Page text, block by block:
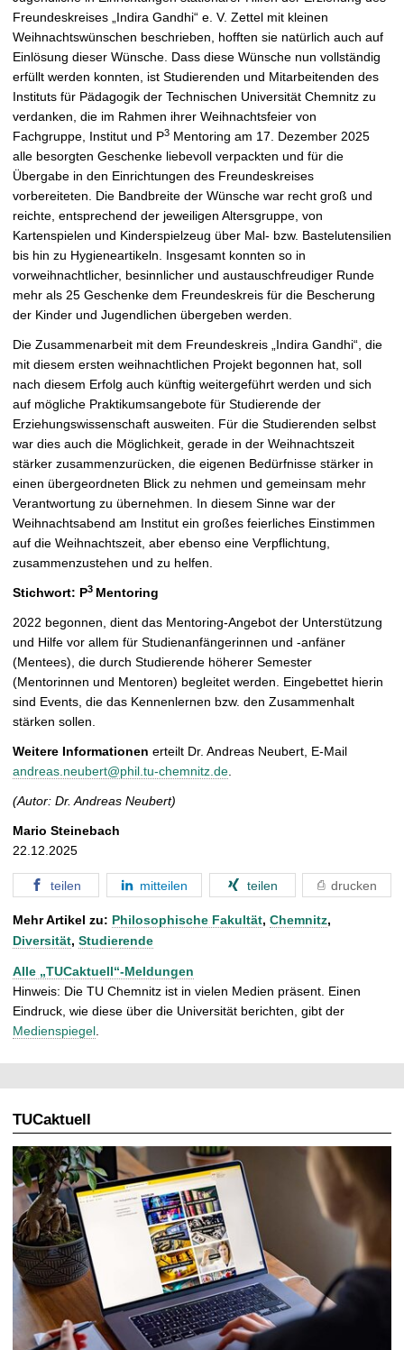
e
r
g
r
ö
ß
e
r
n
Freundeskreises „Indira Gandhi“ e. V. Zettel mit kleinen
Weihnachtswünschen beschrieben, hofften sie natürlich auch auf
Einlösung dieser Wünsche. Dass diese Wünsche nun vollständig
erfüllt werden konnten, ist Studierenden und Mitarbeitenden des
Instituts für Pädagogik der Technischen Universität Chemnitz zu
verdanken, die im Rahmen ihrer Weihnachtsfeier von
Fachgruppe, Institut und P3 Mentoring am 17. Dezember 2025
alle besorgten Geschenke liebevoll verpackten und für die
Übergabe in den Einrichtungen des Freundeskreises
vorbereiteten. Die Bandbreite der Wünsche war recht groß und
reichte, entsprechend der jeweiligen Altersgruppe, von
Kartenspielen und Kinderspielzeug über Mal- bzw. Bastelutensilien
bis hin zu Hygieneartikeln. Insgesamt konnten so in
vorweihnachtlicher, besinnlicher und austauschfreudiger Runde
mehr als 25 Geschenke dem Freundeskreis für die Bescherung
der Kinder und Jugendlichen übergeben werden.
Die Zusammenarbeit mit dem Freundeskreis „Indira Gandhi“, die
mit diesem ersten weihnachtlichen Projekt begonnen hat, soll
nach diesem Erfolg auch künftig weitergeführt werden und sich
auf mögliche Praktikumsangebote für Studierende der
Erziehungswissenschaft ausweiten. Für die Studierenden selbst
war dies auch die Möglichkeit, gerade in der Weihnachtszeit
stärker zusammenzurücken, die eigenen Bedürfnisse stärker in
einen übergeordneten Blick zu nehmen und gemeinsam mehr
Verantwortung zu übernehmen. In diesem Sinne war der
Weihnachtsabend am Institut ein großes feierliches Einstimmen
auf die Weihnachtszeit, aber ebenso eine Verpflichtung,
zusammenzustehen und zu helfen.
Stichwort: P3 Mentoring
2022 begonnen, dient das Mentoring-Angebot der Unterstützung
und Hilfe vor allem für Studienanfängerinnen und -anfäner
(Mentees), die durch Studierende höherer Semester
(Mentorinnen und Mentoren) begleitet werden. Eingebettet hierin
sind Events, die das Kennenlernen bzw. den Zusammenhalt
stärken sollen.
Weitere Informationen erteilt Dr. Andreas Neubert, E-Mail
andreas.neubert@phil.tu-chemnitz.de
(Autor: Dr. Andreas Neubert)
Mario Steinebach
22.12.2025
teilen mitteilen teilen drucken
Mehr Artikel zu: Philosophische Fakultät, Chemnitz,
Diversität, Studierende
Alle „TUCaktuell“-Meldungen
Hinweis: Die TU Chemnitz ist in vielen Medien präsent. Einen
Eindruck, wie diese über die Universität berichten, gibt der
Medienspiegel.
TUCaktuell